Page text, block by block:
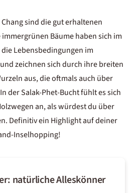
sind die gut erhaltenen
Bäume haben sich im
Lebensbedingungen im
zeichnen sich durch ihre breiten
aus, die oftmals auch über
der Salak-Phet-Bucht fühlt es sich
an, als würdest du über
Definitiv ein Highlight auf deiner
Inselhopping!
natürliche Alleskönner